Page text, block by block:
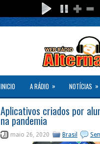
INICIO A RÁDIO » NOTÍCIAS »
Aplicativos criados por
na pandemia
maio 26, 2020 Brasil